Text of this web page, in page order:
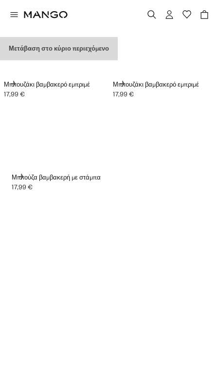
Μετάβαση στο κύριο περιεχόμενο
Μπλουζάκι βαμβακερό εμπριμέ
ΠΡΟΣΘΉΚΗ
Ισχύουσα τιμή [17,99 € ]
17,99 €
Μπλουζάκι βαμβακερό εμπριμέ
ΠΡΟΣΘΉΚΗ
Ισχύουσα τιμή [17,99 € ]
17,99 €
Μπλούζα βαμβακερή με στάμπα
ΠΡΟΣΘΉΚΗ
Ισχύουσα τιμή [17,99 € ]
17,99 €